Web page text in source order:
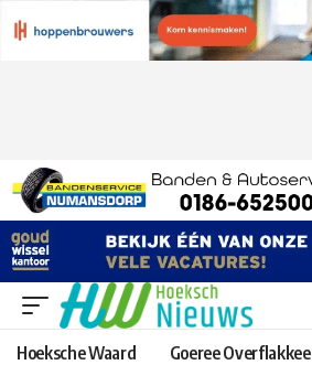
Hoeksche Waard Goeree Overflakkee